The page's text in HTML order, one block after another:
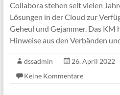
Collabora stehen seit vielen
Lösungen in der Cloud zur
Geheul und Gejammer. Das
Hinweise aus den Verbänden
dssadmin 26. April 2022
Keine Kommentare